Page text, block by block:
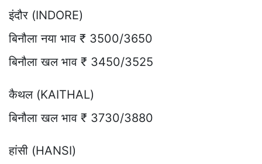
इंदौर (INDORE)
बिनौला नया भाव ₹ 3500/3650
बिनौला खल भाव ₹ 3450/3525
कैथल (KAITHAL)
बिनौला खल भाव ₹ 3730/3880
हांसी (HANSI)